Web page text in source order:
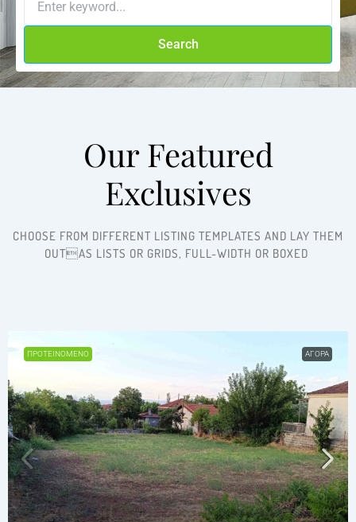
Search
Our Featured
Exclusives​
CHOOSE FROM DIFFERENT LISTING TEMPLATES AND LAY THEM
OUTAS LISTS OR GRIDS, FULL-WIDTH OR BOXED ​
ΠΡΟΤΕΙΝΌΜΕΝΟ ΑΓΟΡΆ